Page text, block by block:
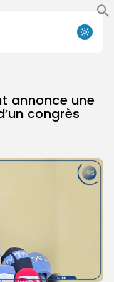
annonce une
congrès